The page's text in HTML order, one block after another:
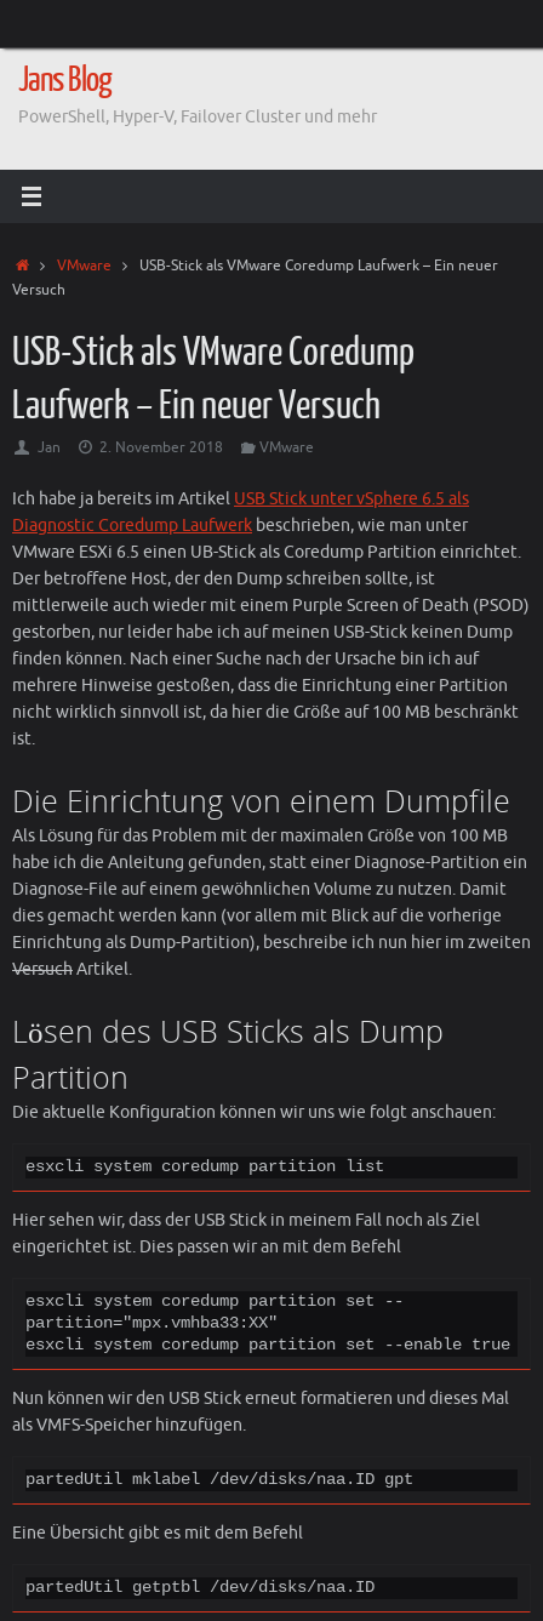
springen
Jans Blog
PowerShell, Hyper-V, Failover Cluster und mehr
StartVMware
USB-Stick als VMware Coredump Laufwerk – Ein neuer
Versuch
USB-Stick als VMware Coredump
Laufwerk – Ein neuer Versuch
Jan 2. November 2018 VMware
Ich habe ja bereits im Artikel USB Stick unter vSphere 6.5 als
Diagnostic Coredump Laufwerk beschrieben, wie man unter
VMware ESXi 6.5 einen UB-Stick als Coredump Partition einrichtet.
Der betroffene Host, der den Dump schreiben sollte, ist
mittlerweile auch wieder mit einem Purple Screen of Death (PSOD)
gestorben, nur leider habe ich auf meinen USB-Stick keinen Dump
finden können. Nach einer Suche nach der Ursache bin ich auf
mehrere Hinweise gestoßen, dass die Einrichtung einer Partition
nicht wirklich sinnvoll ist, da hier die Größe auf 100 MB beschränkt
ist.
Die Einrichtung von einem Dumpfile
Als Lösung für das Problem mit der maximalen Größe von 100 MB
habe ich die Anleitung gefunden, statt einer Diagnose-Partition ein
Diagnose-File auf einem gewöhnlichen Volume zu nutzen. Damit
dies gemacht werden kann (vor allem mit Blick auf die vorherige
Einrichtung als Dump-Partition), beschreibe ich nun hier im zweiten
VersuchArtikel.
Lösen des USB Sticks als Dump
Partition
Die aktuelle Konfiguration können wir uns wie folgt anschauen:
esxcli system coredump partition list
Hier sehen wir, dass der USB Stick in meinem Fall noch als Ziel
eingerichtet ist. Dies passen wir an mit dem Befehl
esxcli system coredump partition set --
partition="mpx.vmhba33:XX"
esxcli system coredump partition set --enable true
Nun können wir den USB Stick erneut formatieren und dieses Mal
als VMFS-Speicher hinzufügen.
partedUtil mklabel /dev/disks/naa.ID gpt
Eine Übersicht gibt es mit dem Befehl
partedUtil getptbl /dev/disks/naa.ID